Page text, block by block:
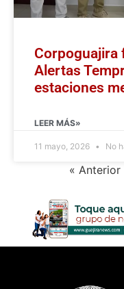
Corpoguajira
Alertas
estaciones
LEER MÁS»
11 mayo, 2026 No
« Anterior